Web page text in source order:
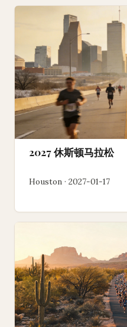
2027 休斯顿马拉松
Houston · 2027-01-17